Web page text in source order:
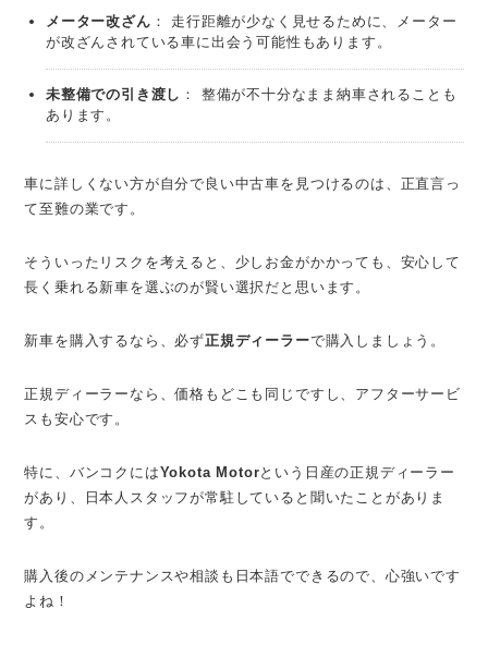
メーター改ざん ： 走行距離が少なく見せるために、メーター
が改ざんされている車に出会う可能性もあります。
未整備での引き渡し ： 整備が不十分なまま納車されることも
あります。
車に詳しくない方が自分で良い中古車を見つけるのは、正直言っ
て至難の業です。
そういったリスクを考えると、少しお金がかかっても、安心して
長く乗れる新車を選ぶのが賢い選択だと思います。
新車を購入するなら、必ず正規ディーラーで購入しましょう。
正規ディーラーなら、価格もどこも同じですし、アフターサービ
スも安心です。
特に、バンコクにはYokota Motorという日産の正規ディーラー
があり、日本人スタッフが常駐していると聞いたことがありま
す。
購入後のメンテナンスや相談も日本語でできるので、心強いです
よね！